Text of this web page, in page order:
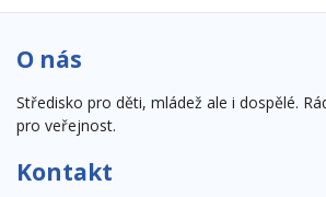
O nás
Středisko pro děti, mládež ale i dospělé.
pro veřejnost.
Kontakt